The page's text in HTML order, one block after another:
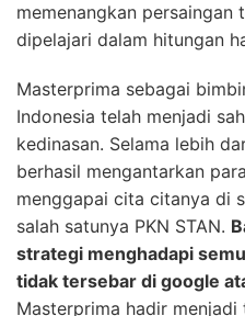
memenangkan persaingan
dipelajari dalam hitungan
Masterprima sebagai
Indonesia telah menjadi
kedinasan. Selama lebih
berhasil mengantarkan
menggapai cita citanya di
salah satunya PKN STAN.
strategi menghadapi
tidak tersebar di google
Masterprima hadir